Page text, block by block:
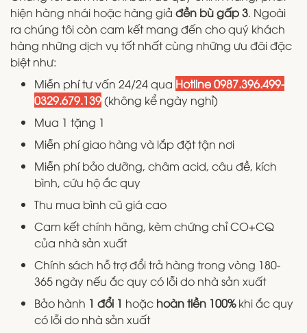
hiện hàng nhái hoặc hàng giả đền bù gấp 3. Ngoài
ra chúng tôi còn cam kết mang đến cho quý khách
hàng những dịch vụ tốt nhất cùng những ưu đãi đặc
biệt như:
Miễn phí tư vấn 24/24 qua Hotline0987.396.499-
0329.679.139(không kể ngày nghỉ)
Mua 1 tặng 1
Miễn phí giao hàng và lắp đặt tận nơi
Miễn phí bảo dưỡng, châm acid, câu đề, kích
bình, cứu hộ ắc quy
Thu mua bình cũ giá cao
Cam kết chính hãng, kèm chứng chỉ CO+CQ
của nhà sản xuất
Chính sách hỗ trợ đổi trả hàng trong vòng 180-
365 ngày nếu ắc quy có lỗi do nhà sản xuất
Bảo hành 1 đổi 1 hoặc hoàn tiền 100%khi ắc quy
có lỗi do nhà sản xuất